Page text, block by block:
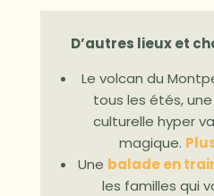
D’autres lieux et
Le volcan du
tous les étés,
culturelle hyper
magique.
Une balade en
les familles qui